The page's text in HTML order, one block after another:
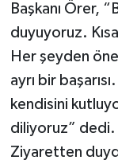
Başkanı Örer,
duyuyoruz.
Her şeyden
ayrı bir
kendisini
diliyoruz” dedi.
Ziyaretten
Kilimli
Kültür -
MAGAZİN
Politika